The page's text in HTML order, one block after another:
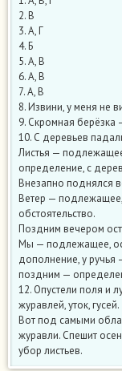
2. В
3. А, Г
4. Б
5. А, В
6. А, В
7. А, В
8. Извини, у меня не
9. Скромная
10. С деревьев
Листья —
определение, с
Внезапно поднялся
Ветер —
обстоятельство.
Поздним вечером
Мы — подлежащее,
дополнение, у ручья
поздним —
12. Опустели поля и
журавлей, уток, гусей.
Вот под самыми
журавли. Спешит
убор листьев.